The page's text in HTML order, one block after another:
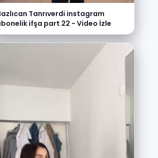
Tanrıverdi instagram
ifşa part 22 - Video İzle